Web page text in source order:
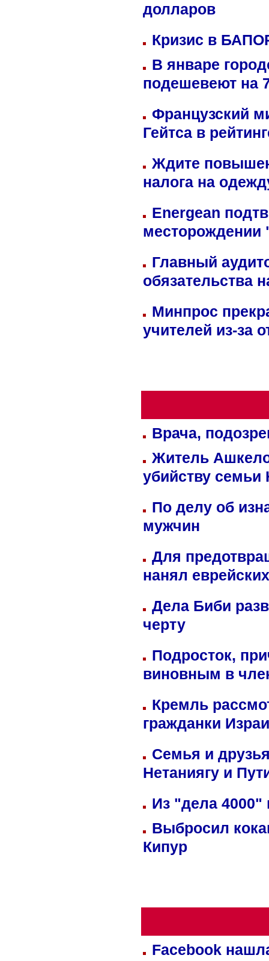
долларов
Кризис в
В январе
подешевеют на
Французский
Гейтса в
Ждите
налога на
Energean
Главный
обязательства
Минпрос
учителей из-за
Врача,
Житель
убийству семьи
По делу об
мужчин
Для
нанял
Дела Биби
черту
Подросток,
виновным в
Кремль
гражданки
Семья и
Нетаниягу и
Из "дела 4000"
Выбросил
Кипур
Facebook